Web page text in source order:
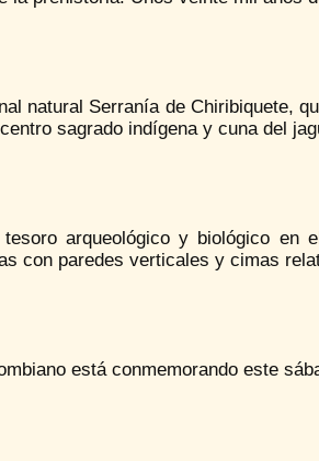
natural Serranía de Chiribiquete,
sagrado indígena y cuna del
tesoro arqueológico y biológico
con paredes verticales y cimas
está conmemorando este